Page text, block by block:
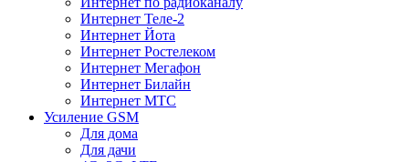
Интернет Теле-2
Интернет Йота
Интернет Ростелеком
Интернет Мегафон
Интернет Билайн
Интернет МТС
Усиление GSM
Для дома
Для дачи